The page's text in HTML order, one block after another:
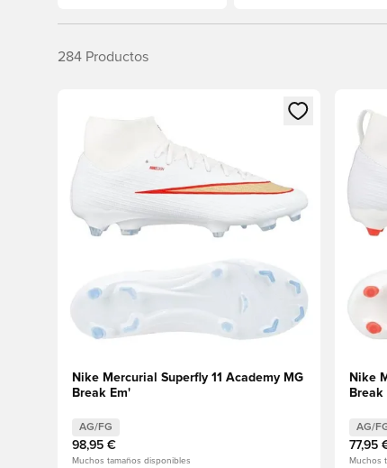
284 Productos
Abre un modal para iniciar sesión o registrarse
Nike Mercurial Superfly 11 Academy MG
Break Em'
AG/FG
98,95 €
Muchos tamaños disponibles
Abre
Nike
Break
AG/
77,95
Muchos